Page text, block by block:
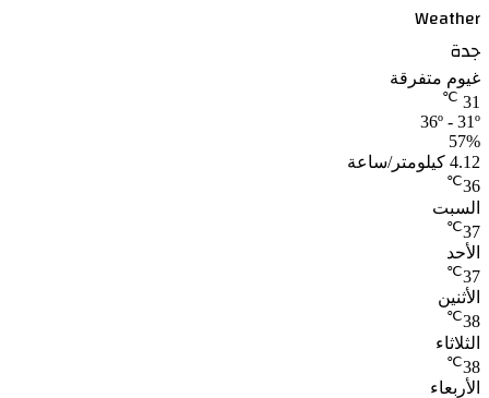
Weather
جدة
غيوم متفرقة
31
℃
36º - 31º
57%
4.12 كيلومتر/ساعة
36
℃
السبت
37
℃
الأحد
37
℃
الأثنين
38
℃
الثلاثاء
38
℃
الأربعاء